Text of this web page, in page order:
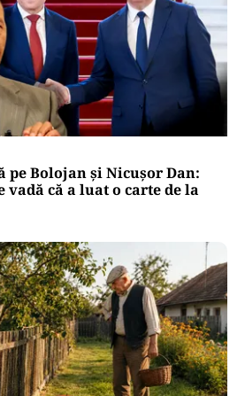
pe Bolojan și Nicușor Dan:
vadă că a luat o carte de la